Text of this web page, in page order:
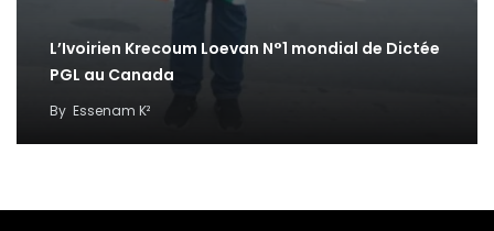
L’Ivoirien Krecoum Loevan N°1 mondial de Dictée
PGL au Canada
By Essenam K²